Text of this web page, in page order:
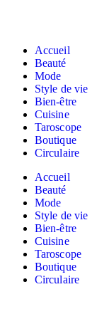
Accueil
Beauté
Mode
Style de vie
Bien-être
Cuisine
Taroscope
Boutique
Circulaire
Accueil
Beauté
Mode
Style de vie
Bien-être
Cuisine
Taroscope
Boutique
Circulaire